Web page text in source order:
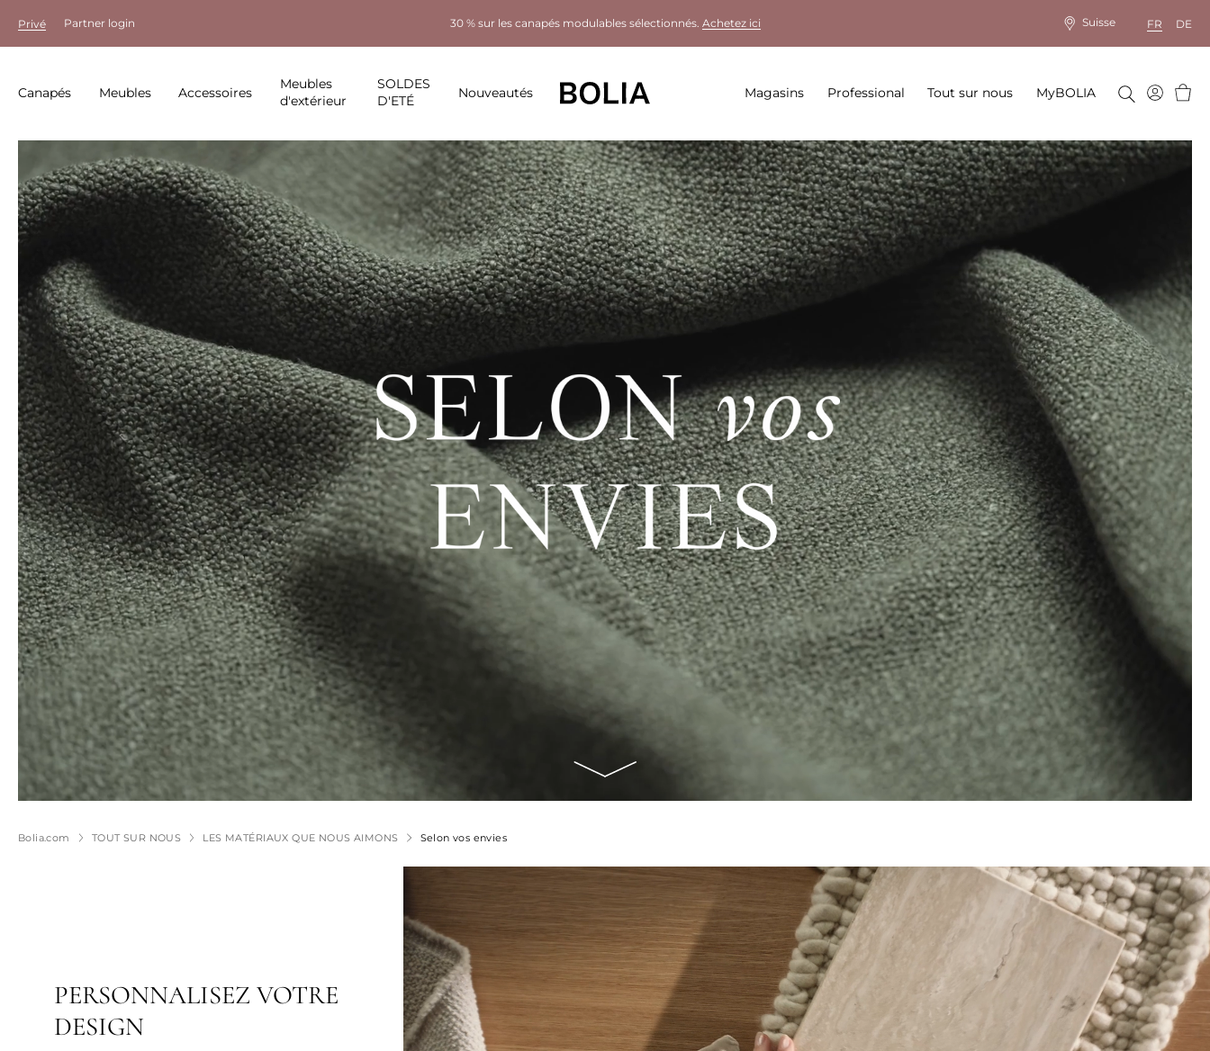
Privé Partner login 30 % sur les canapés modulables sélectionnés. Achetez ici Suisse FR DE
Canapés Meubles Accessoires
Meubles
d'extérieur
SOLDES
D'ETÉ
Nouveautés Magasins Professional Tout sur nous MyBOLIA
Bolia.com TOUT SUR NOUS LES MATÉRIAUX QUE NOUS AIMONS Selon vos envies
PERSONNALISEZ VOTRE
DESIGN